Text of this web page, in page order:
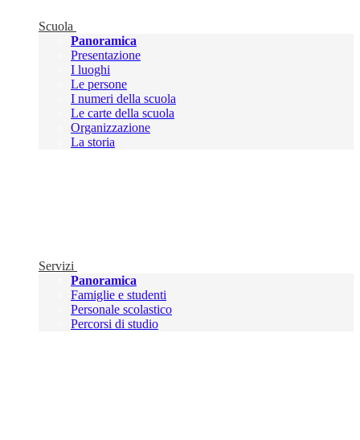
Scuola
Panoramica
Presentazione
I luoghi
Le persone
I numeri della scuola
Le carte della scuola
Organizzazione
La storia
Servizi
Panoramica
Famiglie e studenti
Personale scolastico
Percorsi di studio